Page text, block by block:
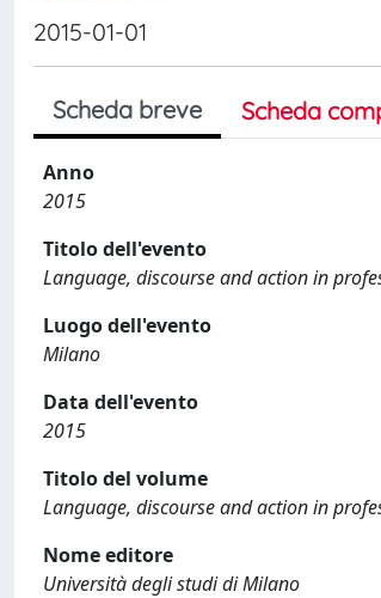
2015-01-01
Scheda breve Scheda
Anno
2015
Titolo dell'evento
Language, discourse and action in
Luogo dell'evento
Milano
Data dell'evento
2015
Titolo del volume
Language, discourse and action in
Nome editore
Università degli studi di Milano